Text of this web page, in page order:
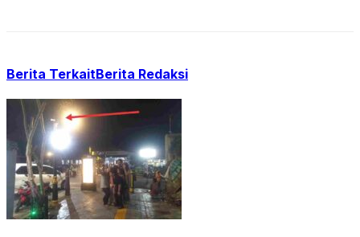
Berita TerkaitBerita Redaksi